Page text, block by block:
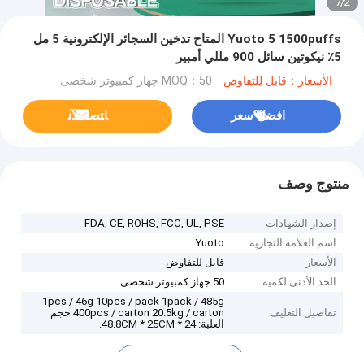
Yuoto 5 1500puffs المتاح تدخين السجائر الإلكترونية 5 مل
5٪ نيكوتين سائل 900 مللي أمبير
الأسعار：قابل للتفاوض MOQ：50 جهاز كمبيوتر شخصى
افضل سعر ﺎﺘﺼﻟ ﺍﻶﻧ
منتوج وصف
إصدار الشهادات
FDA, CE, ROHS, FCC, UL, PSE
اسم العلامة التجارية
Yuoto
الأسعار
قابل للتفاوض
الحد الأدنى لكمية
50 جهاز كمبيوتر شخصى
تفاصيل التغليف
1pcs / 46g 10pcs / pack 1pack / 485g
400pcs / carton 20.5kg / carton حجم
العلبة: 48.8CM * 25CM * 24.